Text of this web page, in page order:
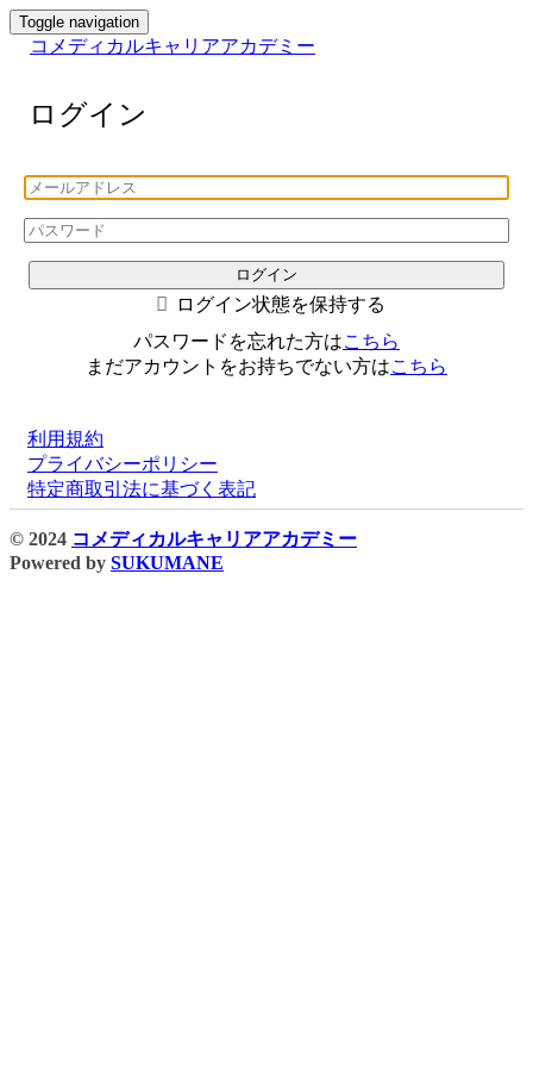
Toggle navigation
コメディカルキャリアアカデミー
ログイン
ログイン状態を保持する
パスワードを忘れた方はこちら
まだアカウントをお持ちでない方はこちら
利用規約
プライバシーポリシー
特定商取引法に基づく表記
© 2024 コメディカルキャリアアカデミー
Powered by SUKUMANE